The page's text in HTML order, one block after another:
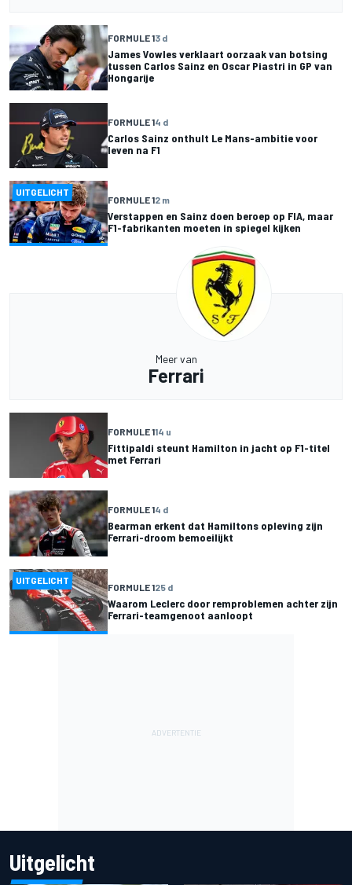
FORMULE 13 d
James Vowles verklaart oorzaak van botsing
tussen Carlos Sainz en Oscar Piastri in GP van
Hongarije
FORMULE 14 d
Carlos Sainz onthult Le Mans-ambitie voor
leven na F1
UITGELICHT
FORMULE 12 m
Verstappen en Sainz doen beroep op FIA, maar
F1-fabrikanten moeten in spiegel kijken
Meer van
Ferrari
FORMULE 114 u
Fittipaldi steunt Hamilton in jacht op F1-titel
met Ferrari
FORMULE 14 d
Bearman erkent dat Hamiltons opleving zijn
Ferrari-droom bemoeilijkt
UITGELICHT
FORMULE 125 d
Waarom Leclerc door remproblemen achter zijn
Ferrari-teamgenoot aanloopt
Uitgelicht